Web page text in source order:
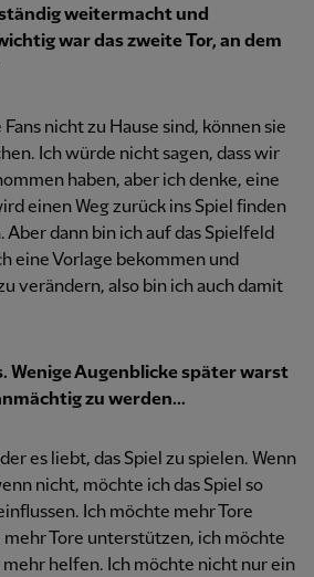
weitermacht und
war das zweite Tor, an dem
Fans nicht zu Hause sind, können sie
Ich würde nicht sagen, dass wir
haben, aber ich denke, eine
einen Weg zurück ins Spiel finden
dann bin ich auf das Spielfeld
eine Vorlage bekommen und
verändern, also bin ich auch damit
Wenige Augenblicke später warst
zu werden...
es liebt, das Spiel zu spielen. Wenn
nicht, möchte ich das Spiel so
Ich möchte mehr Tore
Tore unterstützen, ich möchte
helfen. Ich möchte nicht nur ein